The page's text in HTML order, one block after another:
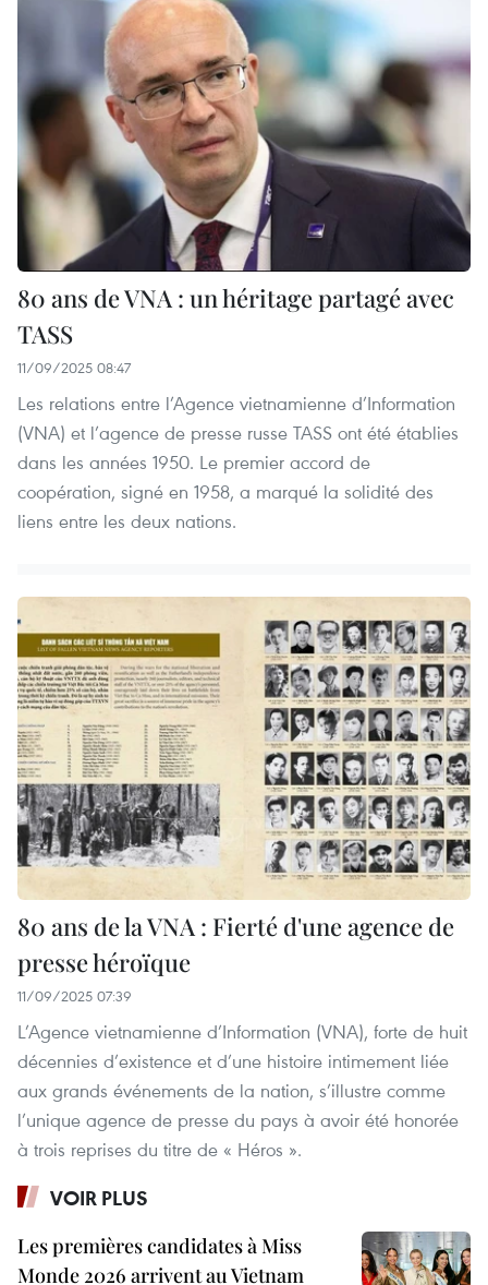
80 ans de VNA : un héritage partagé avec
TASS
11/09/2025 08:47
Les relations entre l’Agence vietnamienne d’Information
(VNA) et l’agence de presse russe TASS ont été établies
dans les années 1950. Le premier accord de
coopération, signé en 1958, a marqué la solidité des
liens entre les deux nations.
80 ans de la VNA : Fierté d'une agence de
presse héroïque
11/09/2025 07:39
L’Agence vietnamienne d’Information (VNA), forte de huit
décennies d’existence et d’une histoire intimement liée
aux grands événements de la nation, s’illustre comme
l’unique agence de presse du pays à avoir été honorée
à trois reprises du titre de « Héros ».
VOIR PLUS
Les premières candidates à Miss
Monde 2026 arrivent au Vietnam